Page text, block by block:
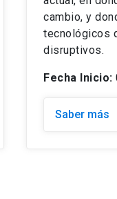
cambio, y
tecnológicos
disruptivos.
Fecha Inicio:
Saber más